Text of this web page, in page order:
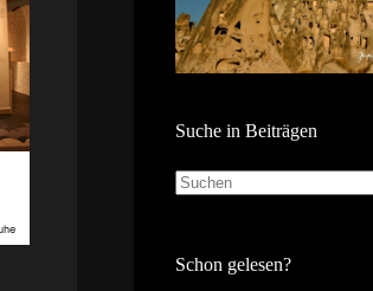
Suche in Beiträgen
Schon gelesen?